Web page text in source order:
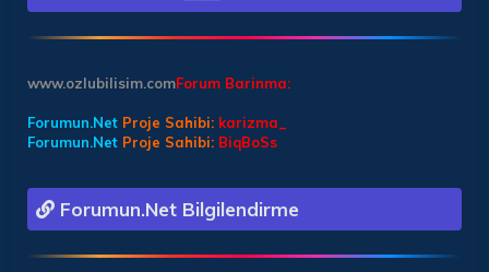
Forum Barinma:
www.ozlubilisim.com
Forumun.Net Proje Sahibi: karizma_
Forumun.Net Proje Sahibi: BiqBoSs
Forumun.Net Bilgilendirme